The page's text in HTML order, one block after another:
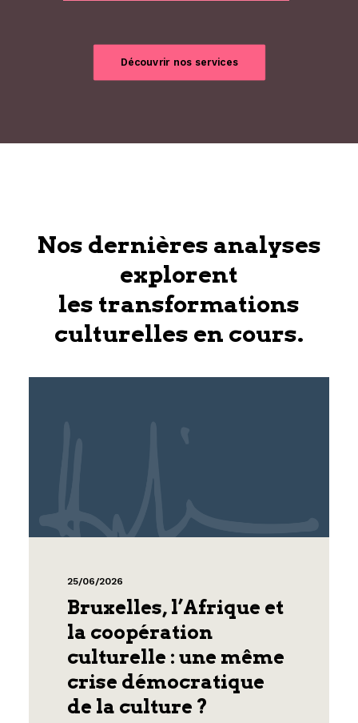
Découvrir nos services
Nos dernières analyses
explorent
les transformations
culturelles en cours.
25/06/2026
Bruxelles, l’Afrique et
la coopération
culturelle : une même
crise démocratique
de la culture ?